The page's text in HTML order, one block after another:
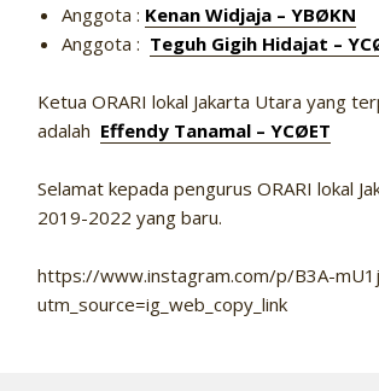
Anggota : Kenan Widjaja – YBØKN
Anggota : Teguh Gigih Hidajat –
Ketua ORARI lokal Jakarta Utara yang
adalah Effendy Tanamal – YCØET
Selamat kepada pengurus ORARI lokal
2019-2022 yang baru.
https://www.instagram.com/p/B3A-
utm_source=ig_web_copy_link